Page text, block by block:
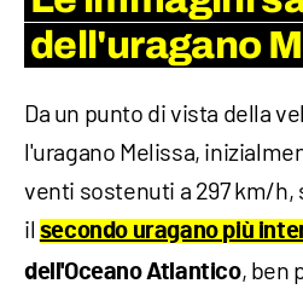
dell'uragano
Da un punto di vista della
l'uragano Melissa,
venti sostenuti a 297 km/h,
il secondo uragano più
dell'Oceano Atlantico, ben